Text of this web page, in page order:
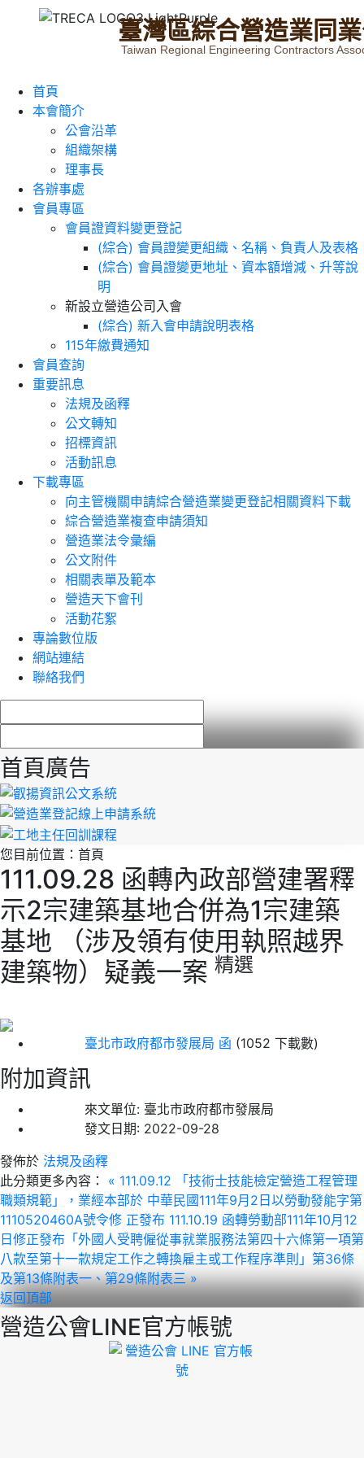
臺灣區綜合營造業同業
Taiwan Regional Engineering Contractors
首頁
本會簡介
公會沿革
組織架構
理事長
各辦事處
會員專區
會員證資料變更登記
(綜合) 會員證變更組織、名稱、負責人及表格
(綜合) 會員證變更地址、資本額增減、升等說
明
新設立營造公司入會
(綜合) 新入會申請說明表格
115年繳費通知
會員查詢
重要訊息
法規及函釋
公文轉知
招標資訊
活動訊息
下載專區
向主管機關申請綜合營造業變更登記相關資料下載
綜合營造業複查申請須知
營造業法令彙編
公文附件
相關表單及範本
營造天下會刊
活動花絮
專論數位版
網站連結
聯絡我們
首頁廣告
您目前位置： 首頁
111.09.28 函轉內政部營建署釋
示2宗建築基地合併為1宗建築
基地 （涉及領有使用執照越界
建築物）疑義一案 精選
臺北市政府都市發展局 函 (1052 下載數)
附加資訊
來文單位: 臺北市政府都市發展局
發文日期: 2022-09-28
發佈於 法規及函釋
此分類更多內容：
« 111.09.12 「技術士技能檢定營造工程管理
職類規範」，業經本部於 中華民國111年9月2日以勞動發能字第
1110520460A號令修 正發布 111.10.19 函轉勞動部111年10月12
日修正發布「外國人受聘僱從事就業服務法第四十六條第一項第
八款至第十一款規定工作之轉換雇主或工作程序準則」第36條
及第13條附表一、第29條附表三 »
返回頂部
營造公會LINE官方帳號